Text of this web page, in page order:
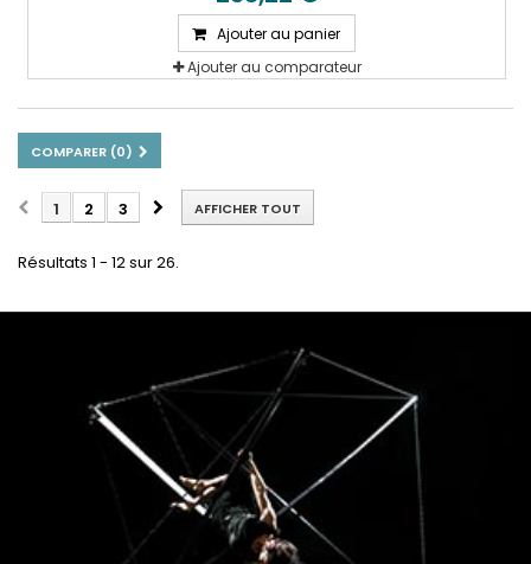
Ajouter au panier
Ajouter au comparateur
COMPARER (0)
AFFICHER TOUT
1 2 3
Résultats 1 - 12 sur 26.